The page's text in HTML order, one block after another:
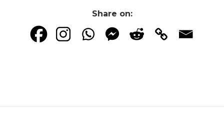
Share on: